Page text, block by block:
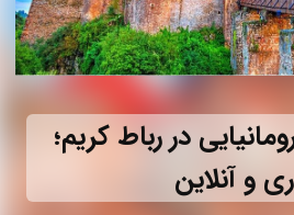
در رباط کریم؛
و آنلاین